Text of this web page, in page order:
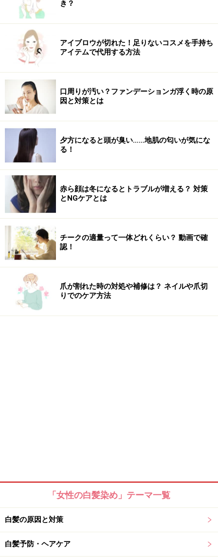
き？
アイブロウが切れた！足りないコスメを手持ち
アイテムで代用する方法
口周りが汚い？ファンデーションガ浮く時の原
因と対策とは
夕方になると頭が臭い……地肌の匂いが気にな
る！
赤ら顔は冬になるとトラブルが増える？ 対策
とNGケアとは
チークの適量って一体どれくらい？ 動画で確
認！
爪が割れた時の対処や補修は？ ネイルや爪切
りでのケア方法
「女性の白髪染め」テーマ一覧
白髪の原因と対策
白髪予防・ヘアケア